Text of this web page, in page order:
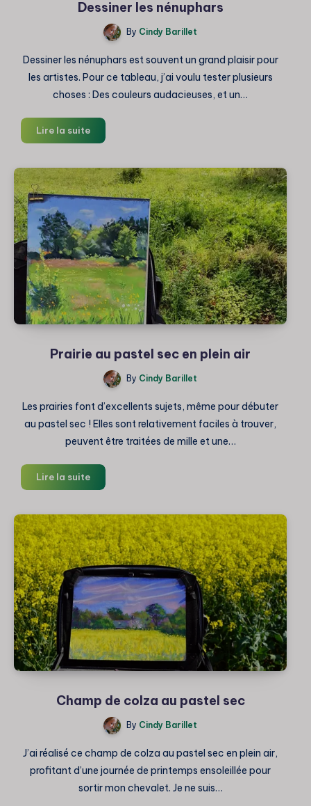
Dessiner les nénuphars
By Cindy Barillet
Dessiner les nénuphars est souvent un grand plaisir pour
les artistes. Pour ce tableau, j’ai voulu tester plusieurs
choses : Des couleurs audacieuses, et un…
Lire la suiteDessiner
les
Prairie au pastel sec en plein air
By Cindy Barillet
Les prairies font d’excellents sujets, même pour débuter
au pastel sec ! Elles sont relativement faciles à trouver,
peuvent être traitées de mille et une…
Lire la suitePrairie
au
sec
en
plein
air
Champ de colza au pastel sec
By Cindy Barillet
J’ai réalisé ce champ de colza au pastel sec en plein air,
profitant d’une journée de printemps ensoleillée pour
sortir mon chevalet. Je ne suis…